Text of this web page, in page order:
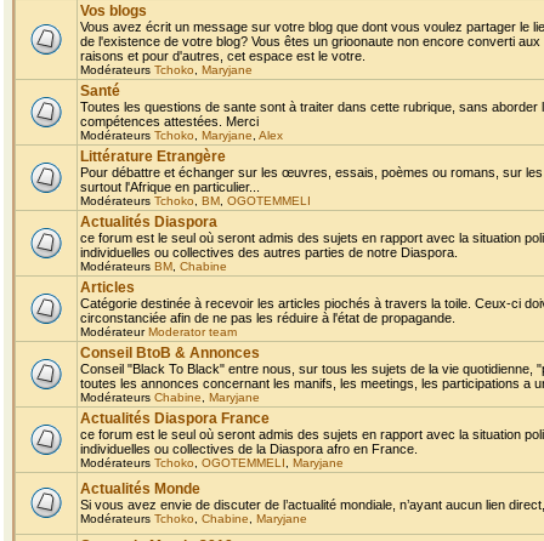
Vos blogs
Vous avez écrit un message sur votre blog que dont vous voulez partager le
de l'existence de votre blog? Vous êtes un grioonaute non encore converti
raisons et pour d'autres, cet espace est le votre.
Modérateurs Tchoko Maryjane
Santé
Toutes les questions de sante sont à traiter dans cette rubrique, sans
compétences attestées. Merci
Modérateurs Tchoko Maryjane Alex
Littérature Etrangère
Pour débattre et échanger sur les œuvres, essais, poèmes ou romans, sur
surtout l'Afrique en particulier...
Modérateurs Tchoko BM OGOTEMMELI
Actualités Diaspora
ce forum est le seul où seront admis des sujets en rapport avec la situation
individuelles ou collectives des autres parties de notre Diaspora.
Modérateurs BM Chabine
Articles
Catégorie destinée à recevoir les articles piochés à travers la toile. Ceux-ci
circonstanciée afin de ne pas les réduire à l'état de propagande.
ModérateurModerator team
Conseil BtoB & Annonces
Conseil "Black To Black" entre nous, sur tous les sujets de la vie
toutes les annonces concernant les manifs, les meetings, les participations a
Modérateurs Chabine Maryjane
Actualités Diaspora France
ce forum est le seul où seront admis des sujets en rapport avec la situation
individuelles ou collectives de la Diaspora afro en France.
Modérateurs Tchoko OGOTEMMELI Maryjane
Actualités Monde
Si vous avez envie de discuter de l’actualité mondiale, n’ayant aucun lien
Modérateurs Tchoko Chabine Maryjane